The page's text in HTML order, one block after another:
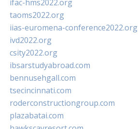
ifac-hms2022.org
taoms2022.org
iias-euromena-conference2022.org
ivd2022.org
csity2022.org
ibsarstudyabroad.com
bennusehgall.com
tsecincinnati.com
roderconstructiongroup.com
plazabatai.com